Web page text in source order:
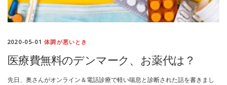
2020-05-01体調が悪いとき
医療費無料のデンマーク、お薬代は？
先日、奥さんがオンライン＆電話診療で軽い喘息と診断された話を書きまし